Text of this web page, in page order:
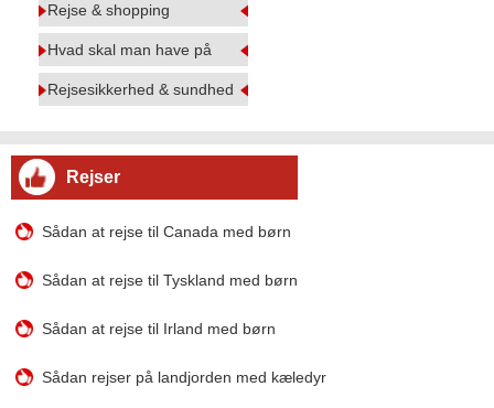
Rejse & shopping
Hvad skal man have på
Rejsesikkerhed & sundhed
Rejser
Sådan at rejse til Canada med børn
Sådan at rejse til Tyskland med børn
Sådan at rejse til Irland med børn
Sådan rejser på landjorden med kæledyr